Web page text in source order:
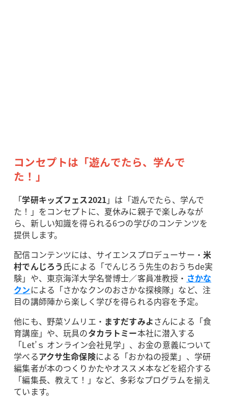
コンセプトは「遊んでたら、学んで
た！」
「学研キッズフェス2021」は「遊んでたら、学んで
た！」をコンセプトに、夏休みに親子で楽しみなが
ら、新しい知識を得られる6つの学びのコンテンツを
提供します。
配信コンテンツには、サイエンスプロデューサー・ 米
村でんじろう氏による「でんじろう先生のおうちde実
験」や、東京海洋大学名誉博士／客員准教授・ さかな
クンによる「さかなクンのおさかな探検隊」など、注
目の講師陣から楽しく学びを得られる内容を予定。
他にも、野菜ソムリエ・ ますだすみよさんによる「食
育講座」や、玩具のタカラトミー本社に潜入する
「Let’ｓ オンライン会社見学」、お金の意義について
学べるアクサ生命保険による「おかねの授業」、学研
編集者が本のつくりかたやオススメ本などを紹介する
「編集長、教えて！」など、多彩なプログラムを揃え
ています。